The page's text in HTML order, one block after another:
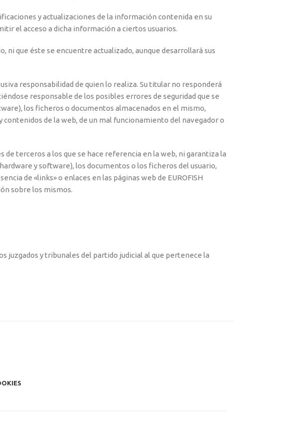
y actualizaciones de la información contenida en su
el acceso a dicha información a ciertos usuarios.
que éste se encuentre actualizado, aunque desarrollará sus
responsabilidad de quien lo realiza. Su titular no responderá
responsable de los posibles errores de seguridad que se
los ficheros o documentos almacenados en el mismo,
de la web, de un mal funcionamiento del navegador o
terceros a los que se hace referencia en la web, ni garantiza la
y software), los documentos o los ficheros del usuario,
de «links» o enlaces en las páginas web de EUROFISH
sobre los mismos.
juzgados y tribunales del partido judicial al que pertenece la